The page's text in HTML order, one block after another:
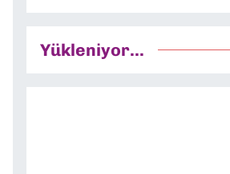
Yükleniyor...